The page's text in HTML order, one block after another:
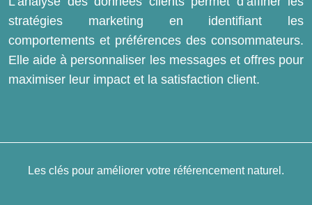
stratégies marketing en identifiant les
comportements et préférences des consommateurs.
Elle aide à personnaliser les messages et offres pour
maximiser leur impact et la satisfaction client.
Les clés pour améliorer votre référencement naturel.